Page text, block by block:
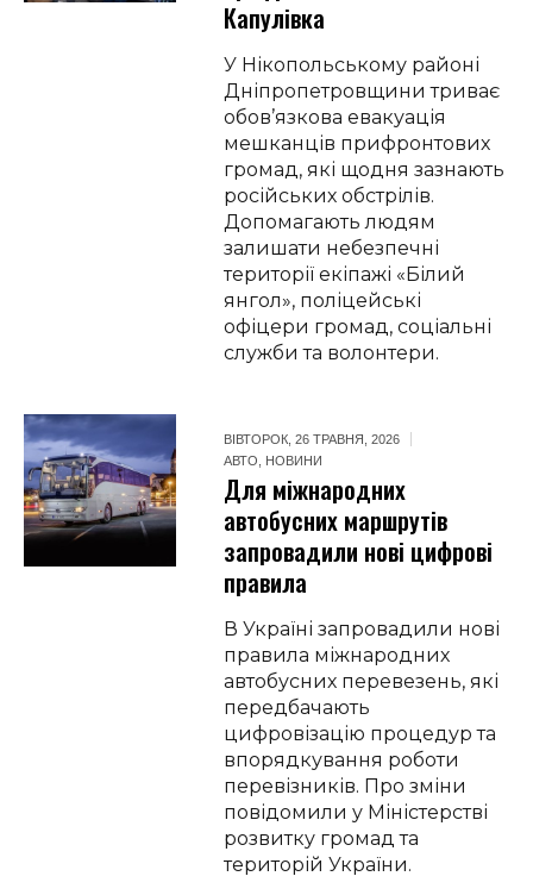
Капулівка
У Нікопольському районі
Дніпропетровщини триває
обов’язкова евакуація
мешканців прифронтових
громад, які щодня зазнають
російських обстрілів.
Допомагають людям
залишати небезпечні
території екіпажі «Білий
янгол», поліцейські
офіцери громад, соціальні
служби та волонтери.
ВІВТОРОК, 26 ТРАВНЯ, 2026
АВТО
НОВИНИ
Для міжнародних
автобусних маршрутів
запровадили нові цифрові
правила
В Україні запровадили нові
правила міжнародних
автобусних перевезень, які
передбачають
цифровізацію процедур та
впорядкування роботи
перевізників. Про зміни
повідомили у Міністерстві
розвитку громад та
територій України.